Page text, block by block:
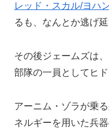
レッド・スカル/ヨハ
るも、なんとか逃げ
その後ジェームズは
部隊の一員としてヒ
アーニム・ゾラが乗
ネルギーを用いた兵